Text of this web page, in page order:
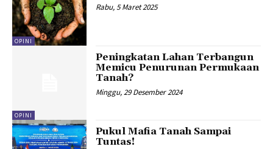
OPINI
Rabu, 5 Maret 2025
OPINI
Peningkatan Lahan Terbangun
Memicu Penurunan Permukaan
Tanah?
Minggu, 29 Desember 2024
Pukul Mafia Tanah Sampai
Tuntas!